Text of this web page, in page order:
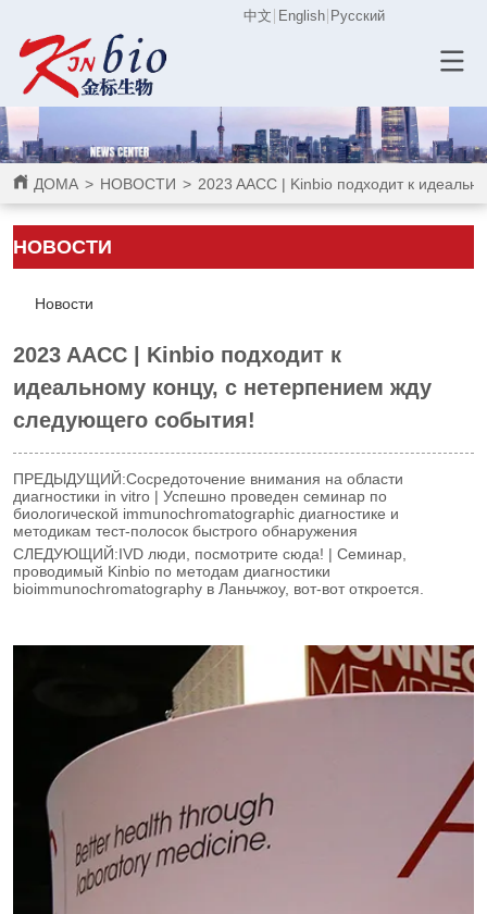
中文 English Русский
ДОМА > НОВОСТИ > 2023 AACC | Kinbio подходит к
НОВОСТИ
Новости
2023 AACC | Kinbio подходит к
идеальному концу, с нетерпением жду
следующего события!
ПРЕДЫДУЩИЙ:Сосредоточение внимания на области
диагностики in vitro | Успешно проведен семинар по
биологической immunochromatographic диагностике и
методикам тест-полосок быстрого обнаружения
СЛЕДУЮЩИЙ:IVD люди, посмотрите сюда! | Семинар,
проводимый Kinbio по методам диагностики
bioimmunochromatography в Ланьчжоу, вот-вот откроется.